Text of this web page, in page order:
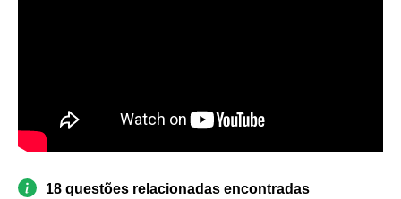
18 questões relacionadas encontradas